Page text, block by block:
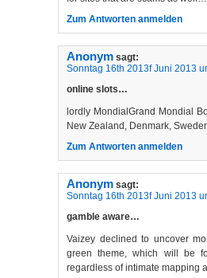
Zum Antworten anmelden
Anonym sagt:
Sonntag 16th 2013f Juni 2013
online slots…
lordly MondialGrand Mondial
New Zealand, Denmark,
Zum Antworten anmelden
Anonym sagt:
Sonntag 16th 2013f Juni 2013
gamble aware…
Vaizey declined to uncover
green theme, which will be
regardless of intimate mapping